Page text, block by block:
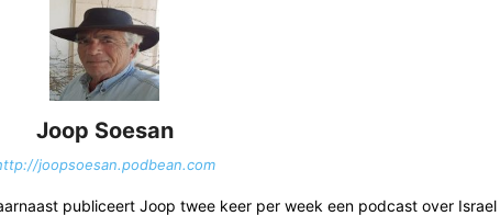
Joop Soesan
joopsoesan.podbean.com
publiceert Joop twee keer per week een podcast over